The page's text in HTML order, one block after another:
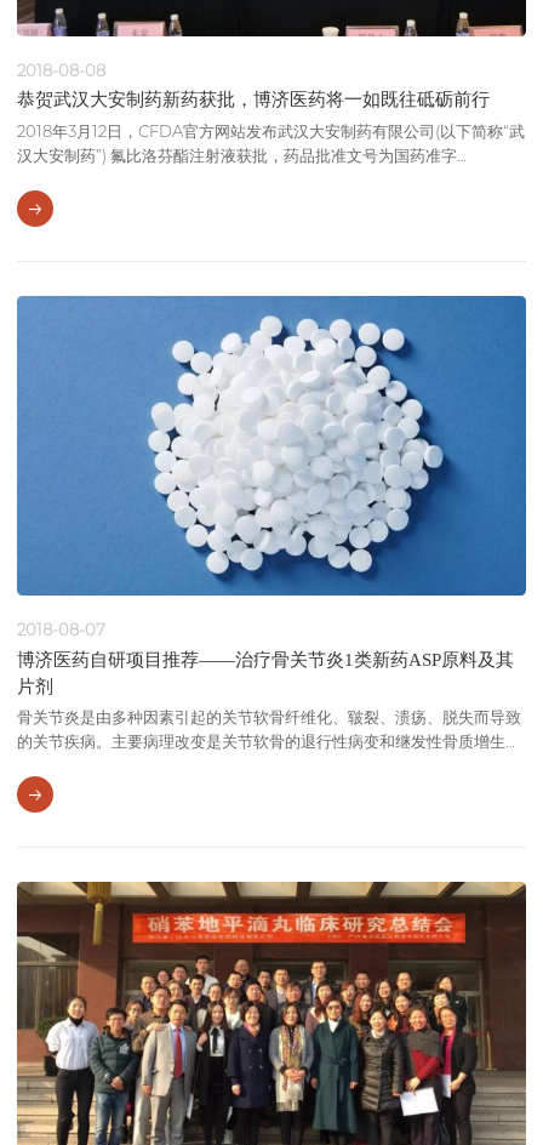
2018-08-08
恭贺武汉大安制药新药获批，博济医药将一如既往砥砺前行
2018年3月12日，CFDA官方网站发布武汉大安制药有限公司(以下简称“武
汉大安制药”) 氟比洛芬酯注射液获批，药品批准文号为国药准字
研究证明能有效缓解骨科术后中度疼痛，使用较安全，值得临床推广使
用。
2018-08-07
博济医药自研项目推荐——治疗骨关节炎1类新药ASP原料及其
片剂
骨关节炎是由多种因素引起的关节软骨纤维化、皲裂、溃疡、脱失而导致
的关节疾病。主要病理改变是关节软骨的退行性病变和继发性骨质增生。
节疾病。随着中国人口老龄化的加剧，骨关节炎疾病发病率呈逐渐上升趋
势，患病时间长者多数行走不便